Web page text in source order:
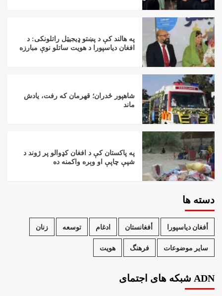
په هالند کې د پښتو ډیجیټل راتلونکی: د
افغان دیاسپورا د هویت ساتلو نوې مبارزه
شاهپور ځدران؛ قهرمان که رفت، یادش
ماند
په پاکستان کې د افغان کډوالو پر ژوند د
شپې چاپې او وېره واکمنه ده
دسته ها
أفغان دیاسپورا أفغانستان ادغام توسعه زنان
سایر موضوعات فرهنگ هویت
ADN شبکه های اجتمای